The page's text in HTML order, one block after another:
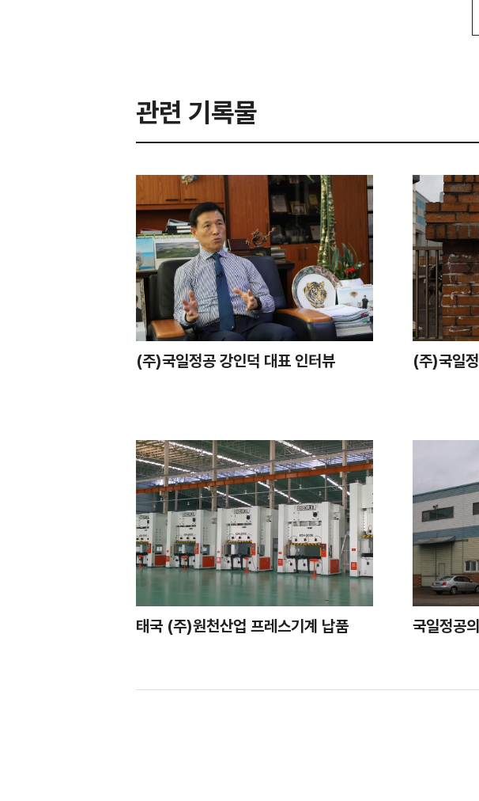
관련 기록물
(주)국일정공 강인덕 대표 인터뷰 (주)국일
태국 (주)원천산업 프레스기계 납품 국일정공